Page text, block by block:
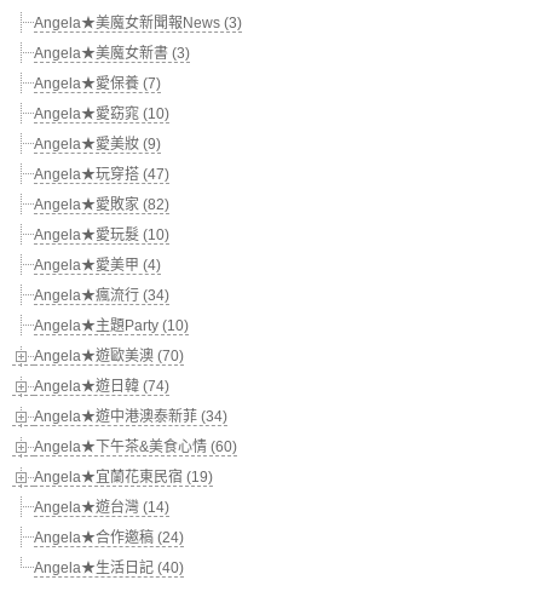
Angela★美魔女新聞報News (3)
Angela★美魔女新書 (3)
Angela★愛保養 (7)
Angela★愛窈窕 (10)
Angela★愛美妝 (9)
Angela★玩穿搭 (47)
Angela★愛敗家 (82)
Angela★愛玩髮 (10)
Angela★愛美甲 (4)
Angela★瘋流行 (34)
Angela★主題Party (10)
Angela★遊歐美澳 (70)
Angela★遊日韓 (74)
Angela★遊中港澳泰新菲 (34)
Angela★下午茶&美食心情 (60)
Angela★宜蘭花東民宿 (19)
Angela★遊台灣 (14)
Angela★合作邀稿 (24)
Angela★生活日記 (40)